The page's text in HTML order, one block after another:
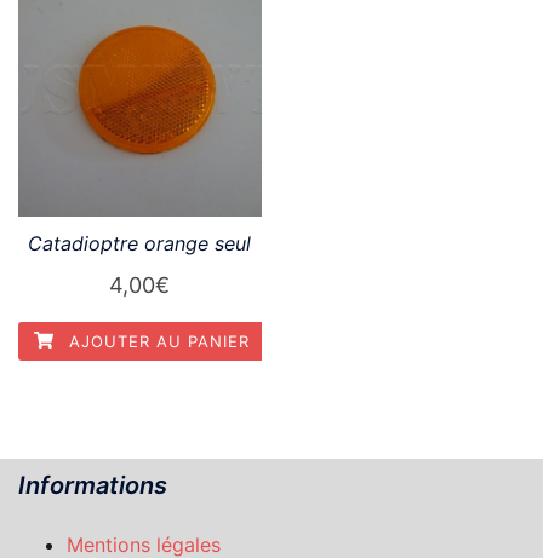
Catadioptre orange seul
4,00€
AJOUTER AU PANIER
Informations
Mentions légales